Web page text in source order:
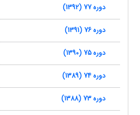
دوره 77 (1392)
دوره 76 (1391)
دوره 75 (1390)
دوره 74 (1389)
دوره 73 (1388)